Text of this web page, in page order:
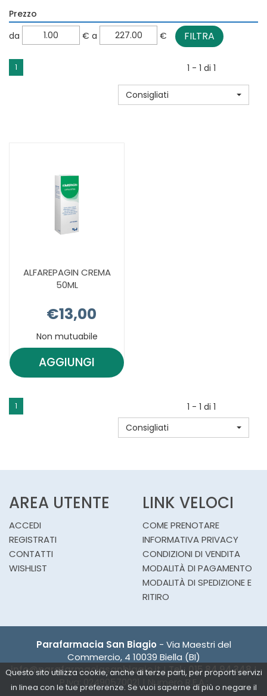
Questo sito utilizza cookie, anche di terze parti, per proporti servizi
in linea con le tue preferenze. Se vuoi saperne di più o negare il
Prezzo
filtra
da
da €
a
a €
1 1 - 1 di 1
Consigliati
ALFAREPAGIN CREMA
50ML
€13,00
Non mutuabile
AGGIUNGIAGGIUNGI ALFAREPAGIN
CARRELLO
1
1 - 1 di 1
Consigliati
AREA UTENTE
ACCEDI
REGISTRATI
CONTATTI
WISHLIST
LINK VELOCI
COME PRENOTARE
INFORMATIVA PRIVACY
CONDIZIONI DI VENDITA
MODALITÀ DI PAGAMENTO
MODALITÀ DI SPEDIZIONE E
RITIRO
Parafarmacia San Biagio - Via Maestri del
Commercio, 4 10039 Biella (BI)
info@parafarmaciasanbiagio.it|Tel.: 015.84.94.348|
P.Iva: 02490570021 | Numero R.E.A.: